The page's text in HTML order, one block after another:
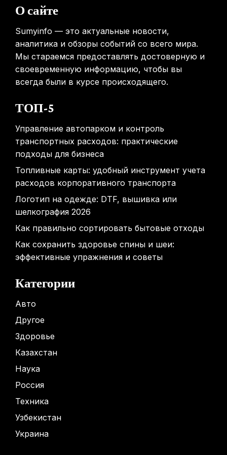
перемещаться между этажами
О сайте
Sumyinfo — это актуальные новости,
аналитика и обзоры событий со всего мира.
Мы стараемся предоставлять достоверную и
своевременную информацию, чтобы вы
всегда были в курсе происходящего.
ТОП-5
Управление автопарком и контроль
транспортных расходов: практические
подходы для бизнеса
Топливные карты: удобный инструмент учета
расходов корпоративного транспорта
Логотип на одежде: DTF, вышивка или
шелкография 2026
Как правильно сортировать бытовые отходы
Как сохранить здоровье спины и шеи:
эффективные упражнения и советы
Категории
Авто
Другое
Здоровье
Казахстан
Наука
Россия
Техника
Узбекистан
Украина